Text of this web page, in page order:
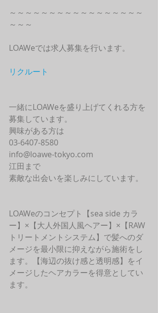
～～～～～～～～～～～～～～～～～
～～～
LOAWeでは求人募集を行います。
リクルート
一緒にLOAWeを盛り上げてくれる方を
募集しています。
興味がある方は
03-6407-8580
info@loawe-tokyo.com
江田まで
素敵な出会いを楽しみにしています。
LOAWeのコンセプト【sea side カラ
ー】×【大人外国人風ヘアー】×【RAW
トリートメントシステム】で髪へのダ
メージを最小限に抑えながら施術をし
ます。【海辺の抜け感と透明感】をイ
メージしたヘアカラーを得意としてい
ます。